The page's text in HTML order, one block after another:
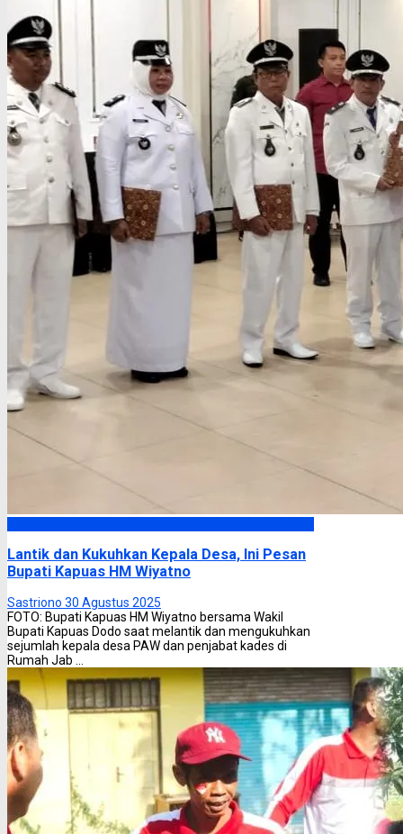
Lantik dan Kukuhkan Kepala Desa, Ini Pesan
Bupati Kapuas HM Wiyatno
Sastriono 30 Agustus 2025
FOTO: Bupati Kapuas HM Wiyatno bersama Wakil
Bupati Kapuas Dodo saat melantik dan mengukuhkan
sejumlah kepala desa PAW dan penjabat kades di
Rumah Jab ...